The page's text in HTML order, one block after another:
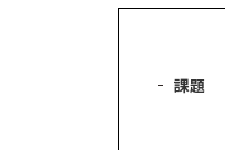
課題